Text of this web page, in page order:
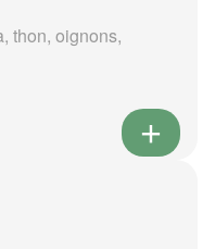
thon, oignons,